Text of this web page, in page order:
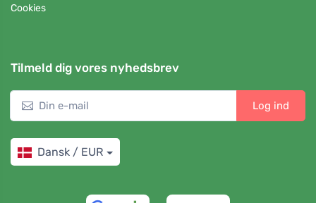
Cookies
Tilmeld dig vores nyhedsbrev
Log ind
Dansk / EUR